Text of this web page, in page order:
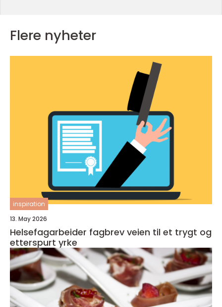
Flere nyheter
inspiration
13. May 2026
Helsefagarbeider fagbrev veien til et trygt og
etterspurt yrke